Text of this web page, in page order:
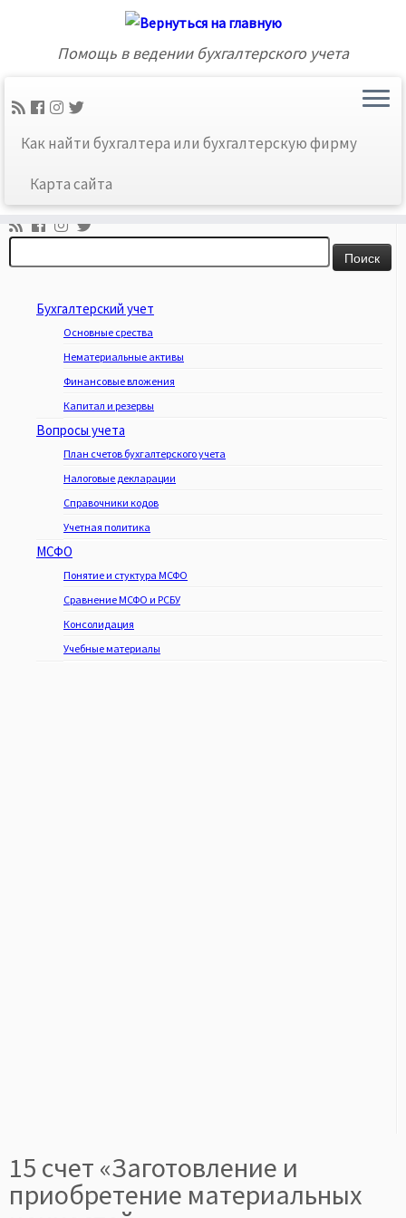
Помощь в ведении бухгалтерского учета
Как найти бухгалтера или бухгалтерскую фирму
Карта сайта
приобретение материальных ценностей»
Ссылки соцсетей
Найти:
Бухгалтерский учет
Основные срества
Нематериальные активы
Финансовые вложения
Капитал и резервы
Вопросы учета
План счетов бухгалтерского учета
Налоговые декларации
Справочники кодов
Учетная политика
МСФО
Понятие и стуктура МСФО
Сравнение МСФО и РСБУ
Консолидация
Учебные материалы
15 счет «Заготовление и
приобретение материальных